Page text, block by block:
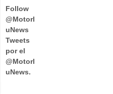
Follow
@Motorl
uNews
Tweets
por el
@Motorl
uNews.